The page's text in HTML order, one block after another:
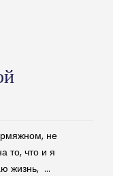
не
то, что и я
жизнь, ...